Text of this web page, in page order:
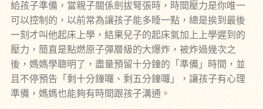
給孩子準備，當親子關係劍拔弩張時，時間壓力是你唯一
可以控制的，以前常為讓孩子能多睡一點，總是挨到最後
一刻才叫他起床上學，結果兒子的起床氣加上上學遲到的
壓力，簡直是點燃原子彈層級的大爆炸，被炸過幾次之
後，媽媽學聰明了，盡量預留十分鐘的「準備」時間，並
且不停預告「剩十分鐘囉、剩五分鐘囉」，讓孩子有心理
準備，媽媽也能夠有時間跟孩子溝通。